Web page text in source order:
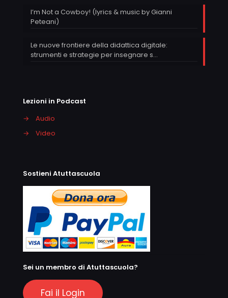
I’m Not a Cowboy! (lyrics & music by Gianni
Peteani)
Le nuove frontiere della didattica digitale:
strumenti e strategie per insegnare s…
Lezioni in Podcast
→
Audio
→
Video
Sostieni Atuttascuola
Sei un membro di Atuttascuola?
Fai il Login